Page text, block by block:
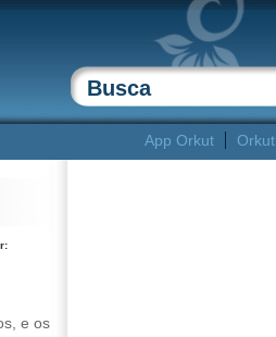
App Orkut Orkut
e os